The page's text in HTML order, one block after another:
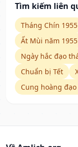
Tìm kiếm liên
Tháng Chín 1955
Ất Mùi năm 1955
Ngày hắc đạo
Chuẩn bị Tết
Cung hoàng